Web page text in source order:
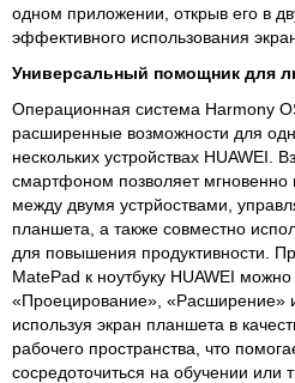
одном приложении, открыв его в
эффективного использования
Универсальный помощник для
Операционная система Harmony
расширенные возможности для
нескольких устройствах HUAWEI.
смартфоном позволяет мгновенно
между двумя устрйоствами,
планшета, а также совместно
для повышения продуктивности.
MatePad к ноутбуку HUAWEI
«Проецирование», «Расширение»
используя экран планшета в
рабочего пространства, что
сосредоточиться на обучении или